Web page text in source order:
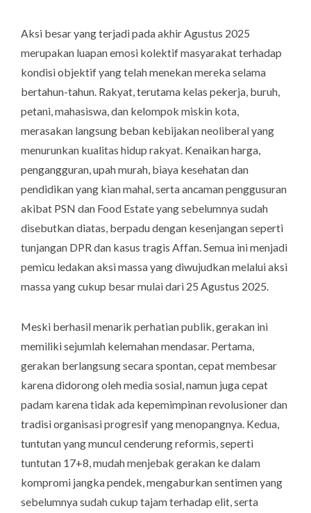
Aksi besar yang terjadi pada akhir Agustus 2025
merupakan luapan emosi kolektif masyarakat terhadap
kondisi objektif yang telah menekan mereka selama
bertahun-tahun. Rakyat, terutama kelas pekerja, buruh,
petani, mahasiswa, dan kelompok miskin kota,
merasakan langsung beban kebijakan neoliberal yang
menurunkan kualitas hidup rakyat. Kenaikan harga,
pengangguran, upah murah, biaya kesehatan dan
pendidikan yang kian mahal, serta ancaman penggusuran
akibat PSN dan Food Estateyang sebelumnya sudah
disebutkan diatas, berpadu dengan kesenjangan seperti
tunjangan DPR dan kasus tragis Affan. Semua ini menjadi
pemicu ledakan aksi massa yang diwujudkan melalui aksi
massa yang cukup besar mulai dari 25 Agustus 2025.
Meski berhasil menarik perhatian publik, gerakan ini
memiliki sejumlah kelemahan mendasar. Pertama
gerakan berlangsung secara spontan, cepat membesar
karena didorong oleh media sosial, namun juga cepat
padam karena tidak ada kepemimpinan revolusioner dan
tradisi organisasi progresif yang menopangnya. Kedua
tuntutan yang muncul cenderung reformis, seperti
tuntutan 17+8, mudah menjebak gerakan ke dalam
kompromi jangka pendek, mengaburkan sentimen yang
sebelumnya sudah cukup tajam terhadap elit, serta